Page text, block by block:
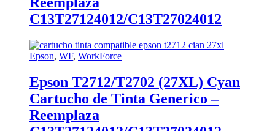
C13T27124012/C13T27024012
Epson, WF, WorkForce
Epson T2712/T2702 (27XL) Cyan
Cartucho de Tinta Generico –
Reemplaza